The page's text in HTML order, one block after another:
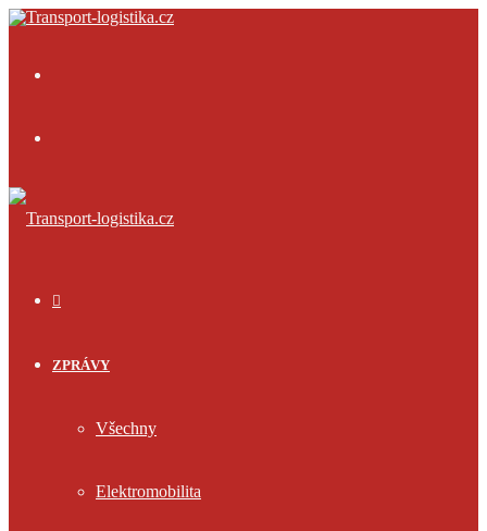
ZPRÁVY
Všechny
Elektromobilita